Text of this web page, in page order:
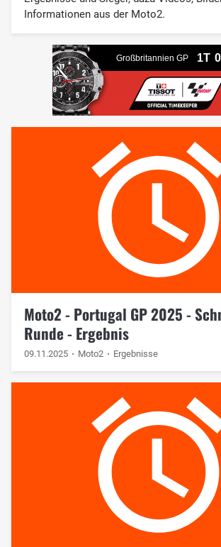
Informationen aus der Moto2.
Moto2 - Portugal GP 2025 -
Runde - Ergebnis
09.11.2025 Moto2 Ergebnisse